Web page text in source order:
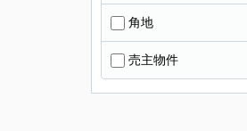
角地
売主物件